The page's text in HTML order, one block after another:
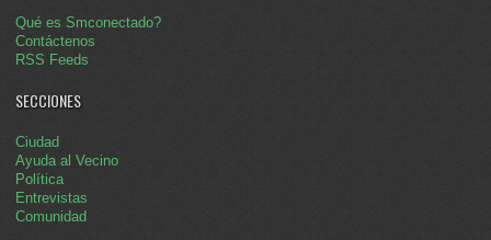
Qué es Smconectado?
Contáctenos
RSS Feeds
SECCIONES
Ciudad
Ayuda al Vecino
Política
Entrevistas
Comunidad